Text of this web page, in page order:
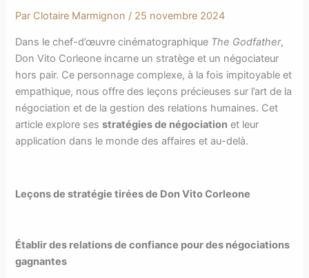
Par Clotaire Marmignon / 25 novembre 2024
Dans le chef-d’œuvre cinématographique The Godfather,
Don Vito Corleone incarne un stratège et un négociateur
hors pair. Ce personnage complexe, à la fois impitoyable et
empathique, nous offre des leçons précieuses sur l’art de la
négociation et de la gestion des relations humaines. Cet
article explore sesstratégies de négociation et leur
application dans le monde des affaires et au-delà.
Leçons de stratégie tirées de Don Vito Corleone
Établir des relations de confiance pour des négociations
gagnantes